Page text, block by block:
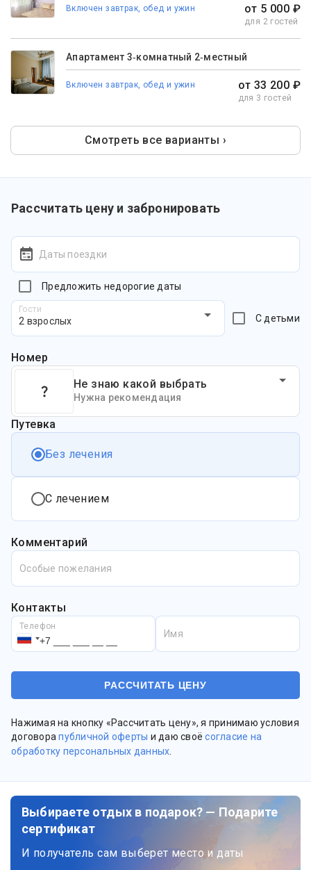
Включен завтрак, обед и ужин от 5 000 ₽
для 2 гостей
Апартамент 3‑комнатный 2‑местный
Включен завтрак, обед и ужин от 33 200 ₽
для 3 гостей
Смотреть все варианты ›
Рассчитать цену и забронировать
Даты поездки
Предложить недорогие даты
Гости
2 взрослых С детьми
Номер
Не знаю какой выбрать
Нужна рекомендация
Путевка
Без лечения
С лечением
Комментарий
Особые пожелания
Контакты
Телефон
Имя
Нажимая на кнопку «Рассчитать цену», я принимаю условия
договорапубличной оферты и даю своёсогласие на
обработку персональных данных
Выбираете отдых в подарок? — Подарите
сертификат
И получатель сам выберет место и даты